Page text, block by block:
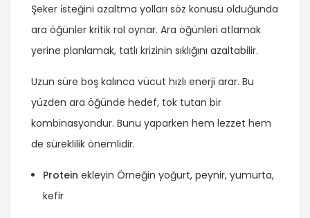
Şeker i̇steğini azaltma yolları söz konusu olduğunda
ara öğünler kritik rol oynar. Ara öğünleri atlamak
yerine planlamak, tatlı krizinin sıklığını azaltabilir.
Uzun süre boş kalınca vücut hızlı enerji arar. Bu
yüzden ara öğünde hedef, tok tutan bir
kombinasyondur. Bunu yaparken hem lezzet hem
de süreklilik önemlidir.
Protein ekleyin Örneğin yoğurt, peynir, yumurta,
kefir